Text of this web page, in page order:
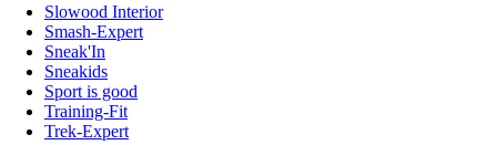
Slowood Interior
Smash-Expert
Sneak'In
Sneakids
Sport is good
Training-Fit
Trek-Expert